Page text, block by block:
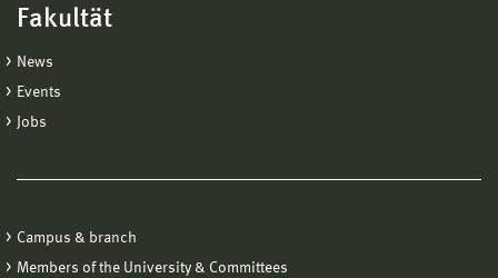
Fakultät
News
Events
Jobs
Campus & branch
Members of the University & Committees